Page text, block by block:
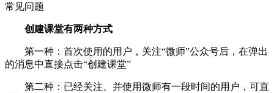
常见问题
创建课堂有两种方式
第一种：首次使用的用户，关注“微师”公众号后，在弹出
的消息中直接点击“创建课堂”
第二种：已经关注、并使用微师有一段时间的用户，可直